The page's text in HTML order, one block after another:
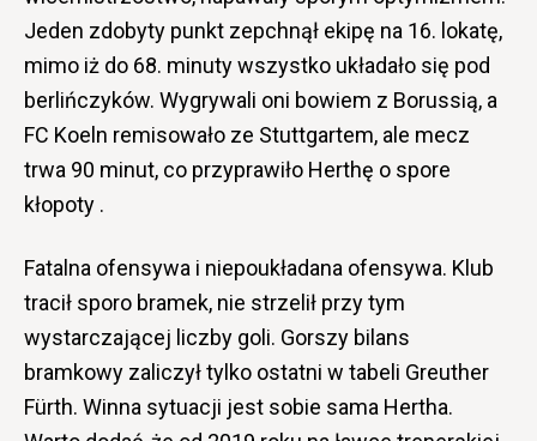
Jeden zdobyty punkt zepchnął ekipę na 16. lokatę,
mimo iż do 68. minuty wszystko układało się pod
berlińczyków. Wygrywali oni bowiem z Borussią, a
FC Koeln remisowało ze Stuttgartem, ale mecz
trwa 90 minut, co przyprawiło Herthę o spore
kłopoty .
Fatalna ofensywa i niepoukładana ofensywa. Klub
tracił sporo bramek, nie strzelił przy tym
wystarczającej liczby goli. Gorszy bilans
bramkowy zaliczył tylko ostatni w tabeli Greuther
Fürth. Winna sytuacji jest sobie sama Hertha.